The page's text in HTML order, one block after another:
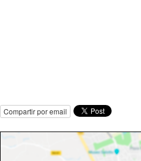
Compartir por email